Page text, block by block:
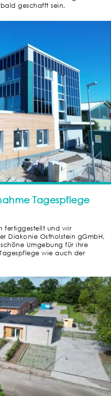
geschafft sein.
Tagespflege
fertiggestellt und wir
Diakonie Ostholstein gGmbH,
Umgebung für ihre
wie auch der